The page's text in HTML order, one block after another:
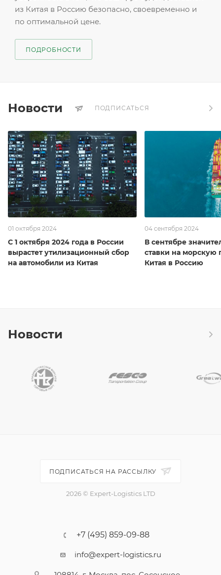
из Китая в Россию безопасно, своевременно и
по оптимальной цене.
ПОДРОБНОСТИ
Новости ПОДПИСАТЬСЯ
01 октября 2024
С 1 октября 2024 года в России
вырастет утилизационный сбор
на автомобили из Китая
04 сентября 2024
В сентябре
ставки на морскую
Китая в Россию
Новости
ПОДПИСАТЬСЯ НА РАССЫЛКУ
2026 © Expert-Logistics LTD
+7 (495) 859-09-88
info@expert-logistics.ru